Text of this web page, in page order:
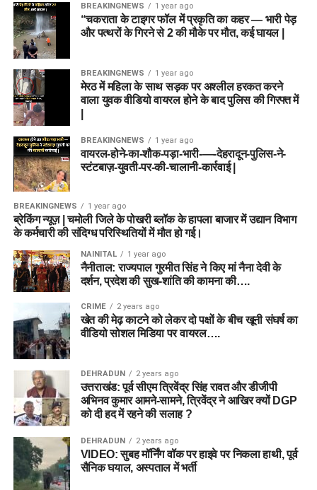
BREAKINGNEWS 1 year ago
“चकराता के टाइगर फॉल में प्रकृति का कहर — भारी पेड़
और पत्थरों के गिरने से 2 की मौके पर मौत, कई घायल |
BREAKINGNEWS 1 year ago
मेरठ में महिला के साथ सड़क पर अश्लील हरकत करने
वाला युवक वीडियो वायरल होने के बाद पुलिस की गिरफ्त में
BREAKINGNEWS 1 year ago
वायरल-होने-का-शौक-पड़ा-भारी-—-देहरादून-पुलिस-ने-
स्टंटबाज़-युवती-पर-की-चालानी-कार्रवाई |
BREAKINGNEWS 1 year ago
ब्रेकिंग न्यूज़ | चमोली जिले के पोखरी ब्लॉक के हापला बाजार में उद्यान विभाग
के कर्मचारी की संदिग्ध परिस्थितियों में मौत हो गई।
NAINITAL 1 year ago
नैनीताल: राज्यपाल गुरमीत सिंह ने किए मां नैना देवी के
दर्शन, प्रदेश की सुख-शांति की कामना की….
CRIME 2 years ago
खेत की मेढ़ काटने को लेकर दो पक्षों के बीच खूनी संघर्ष का
वीडियो सोशल मिडिया पर वायरल….
DEHRADUN 2 years ago
उत्तराखंड: पूर्व सीएम त्रिवेंद्र सिंह रावत और डीजीपी
अभिनव कुमार आमने-सामने, त्रिवेंद्र ने आखिर क्यों DGP
को दी हद में रहने की सलाह ?
DEHRADUN 2 years ago
VIDEO: सुबह मॉर्निंग वॉक पर हाइवे पर निकला हाथी, पूर्व
सैनिक घयाल, अस्पताल में भर्ती